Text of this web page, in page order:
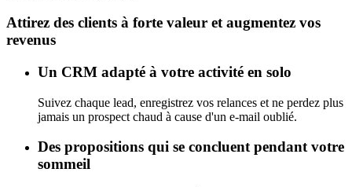
Attirez des clients à forte valeur et augmentez vos
revenus
Un CRM adapté à votre activité en solo
Suivez chaque lead, enregistrez vos relances et ne perdez plus
jamais un prospect chaud à cause d'un e-mail oublié.
Des propositions qui se concluent pendant votre
sommeil